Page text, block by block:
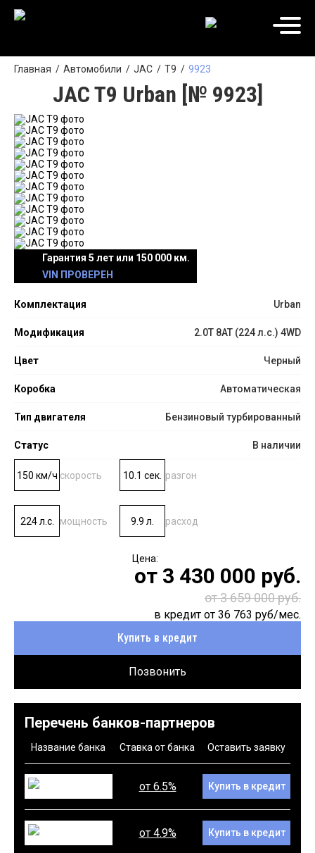
Главная Автомобили JAC T9 9923
JAC T9 Urban [№ 9923]
Гарантия 5 лет или 150 000 км.
VIN ПРОВЕРЕН
Комплектация Urban
Модификация 2.0T 8AT (224 л.с.) 4WD
Цвет Черный
Коробка Автоматическая
Тип двигателя Бензиновый турбированный
Статус В наличии
150 км/ч скорость 10.1 сек. разгон
224 л.с. мощность 9.9 л. расход
от 3 430 000 руб.
от 3 659 000 руб.
в кредит от 36 763 руб/мес.
Купить в кредит
Позвонить
Перечень банков-партнеров
Название банка Ставка от банка Оставить заявку
от 6.5% Купить в кредит
от 4.9% Купить в кредит